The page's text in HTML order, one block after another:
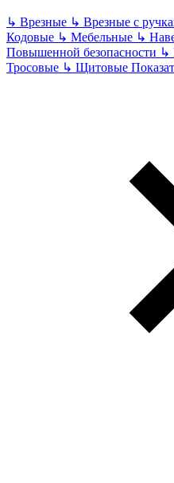
↳ Врезные ↳ Врезные с
Кодовые ↳ Мебельные ↳
Повышенной безопасности ↳
Тросовые ↳ Щитовые